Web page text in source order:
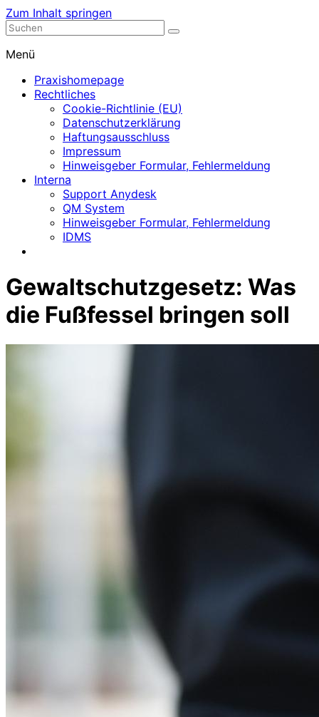
Zum Inhalt springen
Nephrologische Praxis mit Dialyse
Menü
Praxishomepage
Rechtliches
Cookie-Richtlinie (EU)
Datenschutzerklärung
Haftungsausschluss
Impressum
Hinweisgeber Formular, Fehlermeldung
Interna
Support Anydesk
QM System
Hinweisgeber Formular, Fehlermeldung
IDMS
Gewaltschutzgesetz: Was
die Fußfessel bringen soll